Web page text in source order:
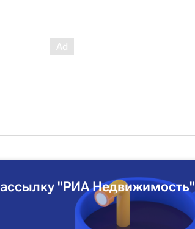
"РИА Недвижимость"